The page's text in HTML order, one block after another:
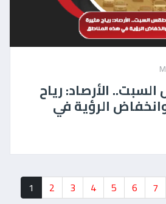
الأرصاد: رياح
الرؤية في
1 2 3 4 5 6 7